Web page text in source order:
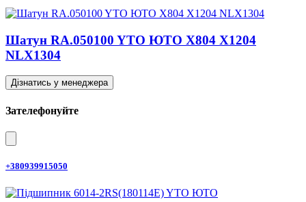
Шатун RA.050100 YTO ЮТО X804 X1204
NLX1304
Дізнатись у менеджера
Зателефонуйте
+380939915050